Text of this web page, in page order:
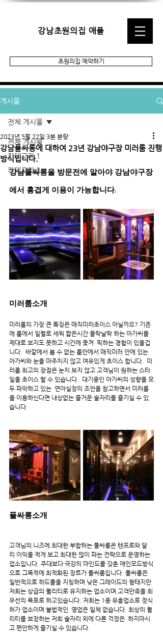
강남초원의집 애플
초원의집 예약하기
게시물
전체 게시물
카테고리 1
카테고리 2
전체 게시물
강남풀싸롱에 대하여 23년 강남야구장 미러룸 진행
방식입니다.
2023년 5월 22일 3분 분량
강남풀싸롱을 방문전에 알아야 강남야구장
에서 흥겹게 이용이 가능합니다.
미러룸소개
미러룸의 가장 큰 특징은 매직미러초이스 아닐까요? 기존
에 룸에서 일렬로 세워 짧은시간 들락날락 하는 아가씨를
제대로 보지도 못하고 시간에 쫓겨  픽하는 경험이 있을겁
니다.  바깥에서 볼 수 없는 룸안에서 매직미러 안에 있는
아가씨와 눈을 마주치지 않고 여유있게 초이스 합니다.  미
러룸 최고의 장점은 눈치 보지 않고 고객님이 원하는 스타
일을 초이스 할 수 있습니다.  대기중인 아가씨의 성향을 모
두 파악하고 있는  연아실장의 조언을 참고하면서 미러룸
을 이용하신다면 내상없는 즐거운 술자리를 즐기실 수 있
습니다.
풀싸롱소개
고객님의 니즈에 최대한 부합하는 풀싸롱은 텐프로와 달
리 이익을 적게 보고 최대한 많이 파는 전략으로 운영하는
업소입니다. 주대보다 극강의 마인드를 갖춘 애인모드방식
으로 그목적에 최적화된 장르가 풀싸롱입니다. 풀싸롱은
일반적으로 하드풀을 지칭하며 낮은 그레이드의 형태지만
저희는 상급의 퀄리티로 유지하는 업소이며 고객만족을 최
우선의 목표로 하고있습니다. 저희는 1종 유흥업소로 정식
허가 업소이며 불법적인  영업은 일체 없습니다. 최상의 퀄
리티를 보장하는 저희 술자리 외에 다른 걱정은  하지마시
고 편안하게 즐기실 수 있습니다.